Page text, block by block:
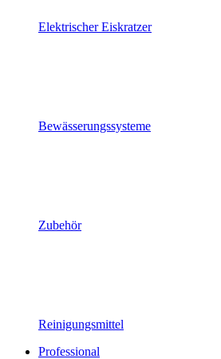
Elektrischer Eiskratzer
Bewässerungssysteme
Zubehör
Reinigungsmittel
Professional